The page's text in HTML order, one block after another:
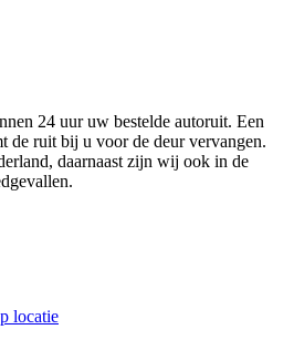
24 uur uw bestelde autoruit. Een
de ruit bij u voor de deur vervangen.
daarnaast zijn wij ook in de
locatie